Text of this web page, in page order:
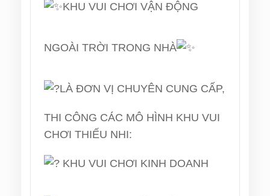
KHU VUI CHƠI VẬN ĐỘNG
NGOÀI TRỜI TRONG NHÀ
LÀ ĐƠN VỊ CHUYÊN CUNG CẤP,
THI CÔNG CÁC MÔ HÌNH KHU VUI
CHƠI THIẾU NHI:
KHU VUI CHƠI KINH DOANH